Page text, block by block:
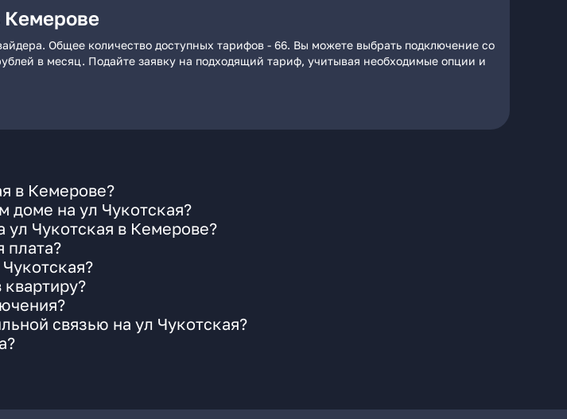
Кемерове
Общее количество доступных тарифов - 66. Вы можете выбрать подключение со
в месяц. Подайте заявку на подходящий тариф, учитывая необходимые опции и
в Кемерове?
доме на ул Чукотская?
ул Чукотская в Кемерове?
плата?
связью на ул Чукотская?